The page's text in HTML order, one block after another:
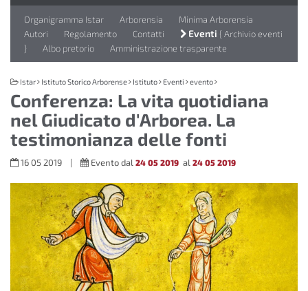
Organigramma Istar Arborensia
Minima Arborensia
Autori
Regolamento Contatti Eventi
Archivio eventi
Albo pretorio
Amministrazione trasparente
Istar Istituto Storico Arborense Istituto Eventi evento
Conferenza: La vita quotidiana
nel Giudicato d'Arborea. La
testimonianza delle fonti
16 05 2019 | Evento dal 24 05 2019 al 24 05 2019